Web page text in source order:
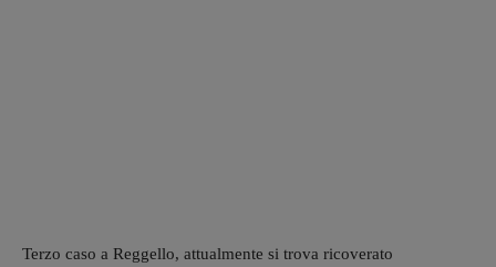
Terzo caso a Reggello, attualmente si trova ricoverato